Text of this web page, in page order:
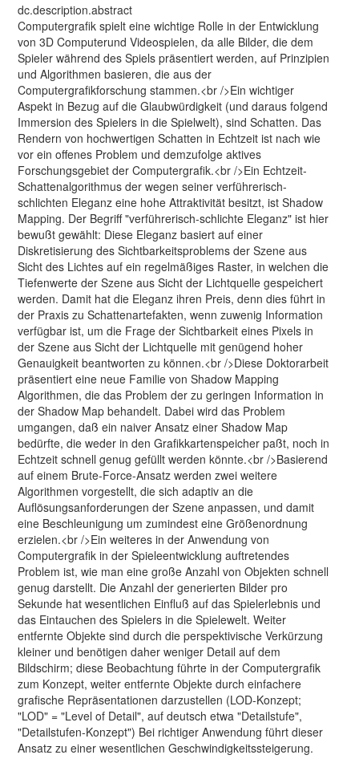
dc.description.abstract
Computergrafik spielt eine wichtige Rolle in der Entwicklung
von 3D Computerund Videospielen, da alle Bilder, die dem
Spieler während des Spiels präsentiert werden, auf Prinzipien
und Algorithmen basieren, die aus der
Computergrafikforschung stammen.<br />Ein wichtiger
Aspekt in Bezug auf die Glaubwürdigkeit (und daraus folgend
Immersion des Spielers in die Spielwelt), sind Schatten. Das
Rendern von hochwertigen Schatten in Echtzeit ist nach wie
vor ein offenes Problem und demzufolge aktives
Forschungsgebiet der Computergrafik.<br />Ein Echtzeit-
Schattenalgorithmus der wegen seiner verführerisch-
schlichten Eleganz eine hohe Attraktivität besitzt, ist Shadow
Mapping. Der Begriff "verführerisch-schlichte Eleganz" ist hier
bewußt gewählt: Diese Eleganz basiert auf einer
Diskretisierung des Sichtbarkeitsproblems der Szene aus
Sicht des Lichtes auf ein regelmäßiges Raster, in welchen die
Tiefenwerte der Szene aus Sicht der Lichtquelle gespeichert
werden. Damit hat die Eleganz ihren Preis, denn dies führt in
der Praxis zu Schattenartefakten, wenn zuwenig Information
verfügbar ist, um die Frage der Sichtbarkeit eines Pixels in
der Szene aus Sicht der Lichtquelle mit genügend hoher
Genauigkeit beantworten zu können.<br />Diese Doktorarbeit
präsentiert eine neue Familie von Shadow Mapping
Algorithmen, die das Problem der zu geringen Information in
der Shadow Map behandelt. Dabei wird das Problem
umgangen, daß ein naiver Ansatz einer Shadow Map
bedürfte, die weder in den Grafikkartenspeicher paßt, noch in
Echtzeit schnell genug gefüllt werden könnte.<br />Basierend
auf einem Brute-Force-Ansatz werden zwei weitere
Algorithmen vorgestellt, die sich adaptiv an die
Auflösungsanforderungen der Szene anpassen, und damit
eine Beschleunigung um zumindest eine Größenordnung
erzielen.<br />Ein weiteres in der Anwendung von
Computergrafik in der Spieleentwicklung auftretendes
Problem ist, wie man eine große Anzahl von Objekten schnell
genug darstellt. Die Anzahl der generierten Bilder pro
Sekunde hat wesentlichen Einfluß auf das Spielerlebnis und
das Eintauchen des Spielers in die Spielewelt. Weiter
entfernte Objekte sind durch die perspektivische Verkürzung
kleiner und benötigen daher weniger Detail auf dem
Bildschirm; diese Beobachtung führte in der Computergrafik
zum Konzept, weiter entfernte Objekte durch einfachere
grafische Repräsentationen darzustellen (LOD-Konzept;
"LOD" = "Level of Detail", auf deutsch etwa "Detailstufe",
"Detailstufen-Konzept") Bei richtiger Anwendung führt dieser
Ansatz zu einer wesentlichen Geschwindigkeitssteigerung.